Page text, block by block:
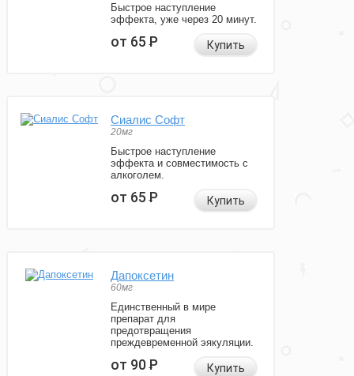
Быстрое наступление
эффекта, уже через 20 минут.
от 65Р Купить
Сиалис Софт
20мг
Быстрое наступление
эффекта и совместимость с
алкоголем.
от 65Р Купить
Дапоксетин
60мг
Единственный в мире
препарат для
предотвращения
преждевременной эякуляции.
от 90Р Купить